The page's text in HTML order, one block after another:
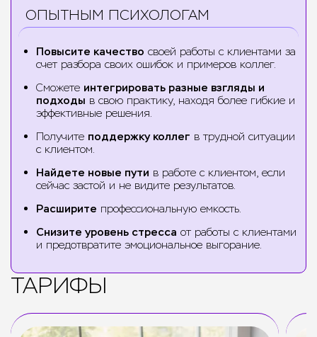
ОПЫТНЫМ ПСИХОЛОГАМ
Повысите качество своей работы с клиентами за
счет разбора своих ошибок и примеров коллег.
Сможете интегрировать разные взгляды и
подходы в свою практику, находя более гибкие и
эффективные решения.
Получите поддержку коллег в трудной ситуации
с клиентом.
Найдете новые пути в работе с клиентом, если
сейчас застой и не видите результатов.
Расширите профессиональную емкость.
Снизите уровень стресса от работы с клиентами
и предотвратите эмоциональное выгорание.
ТАРИФЫ